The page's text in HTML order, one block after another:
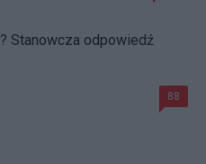
Stanowcza odpowiedź
88